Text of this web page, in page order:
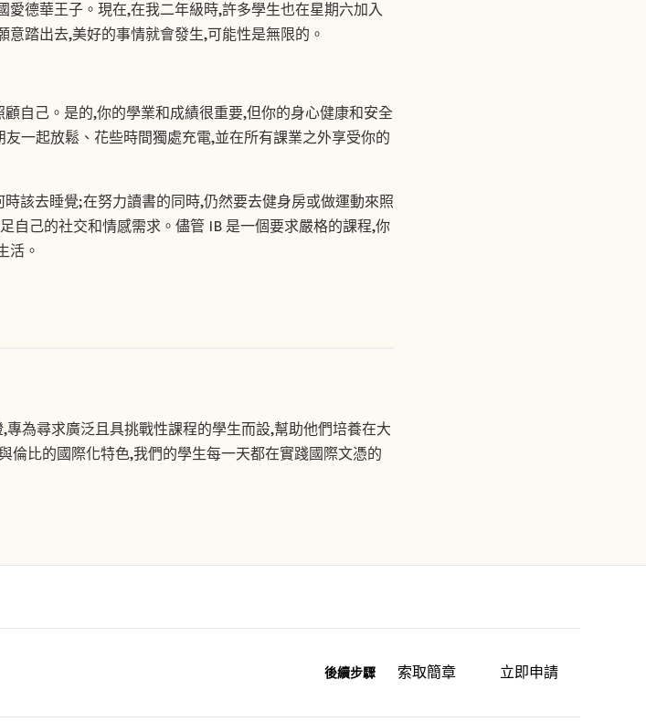
德華王子。現在,在我二年級時,許多學生也在星期六加入
踏出去,美好的事情就會發生,可能性是無限的。
自己。是的,你的學業和成績很重要,但你的身心健康和安全
一起放鬆、花些時間獨處充電,並在所有課業之外享受你的
該去睡覺;在努力讀書的同時,仍然要去健身房或做運動來照
自己的社交和情感需求。儘管 IB 是一個要求嚴格的課程,你
活。
為尋求廣泛且具挑戰性課程的學生而設,幫助他們培養在大
倫比的國際化特色,我們的學生每一天都在實踐國際文憑的
後續步驟 索取簡章 立即申請